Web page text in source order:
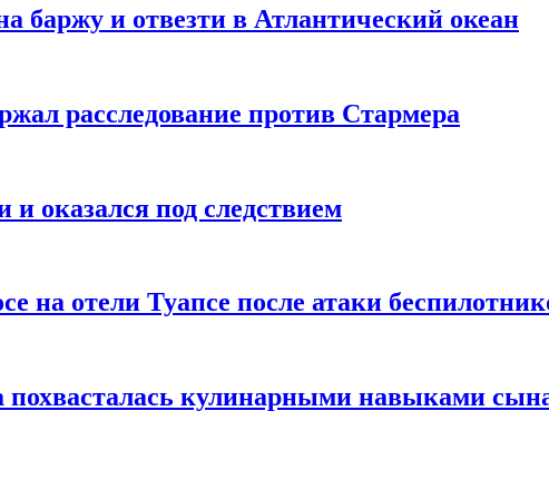
баржу и отвезти в Атлантический океан
расследование против Стармера
и оказался под следствием
на отели Туапсе после атаки
кулинарными навыками